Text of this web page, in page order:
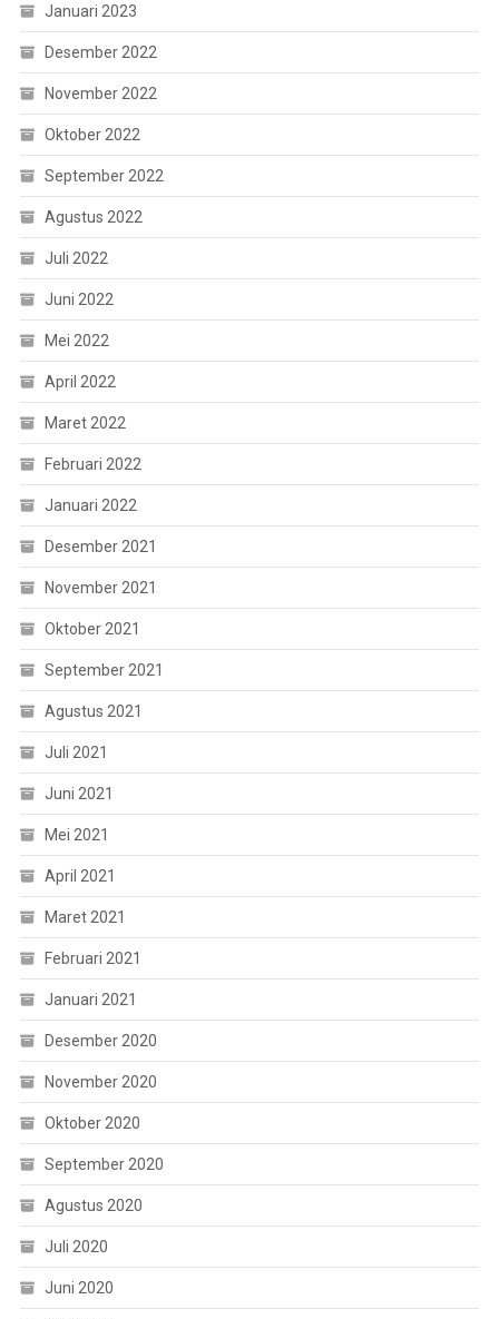
Januari 2023
Desember 2022
November 2022
Oktober 2022
September 2022
Agustus 2022
Juli 2022
Juni 2022
Mei 2022
April 2022
Maret 2022
Februari 2022
Januari 2022
Desember 2021
November 2021
Oktober 2021
September 2021
Agustus 2021
Juli 2021
Juni 2021
Mei 2021
April 2021
Maret 2021
Februari 2021
Januari 2021
Desember 2020
November 2020
Oktober 2020
September 2020
Agustus 2020
Juli 2020
Juni 2020